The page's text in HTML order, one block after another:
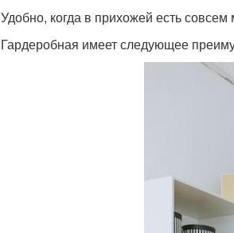
Удобно, когда в прихожей есть совсем
Гардеробная имеет следующее